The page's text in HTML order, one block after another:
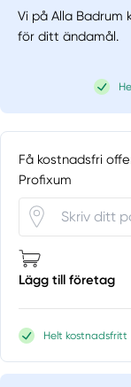
Vi på Alla
för ditt ändamål.
Få kostnadsfri
Profixum
Lägg till företag
Helt kostnadsfritt